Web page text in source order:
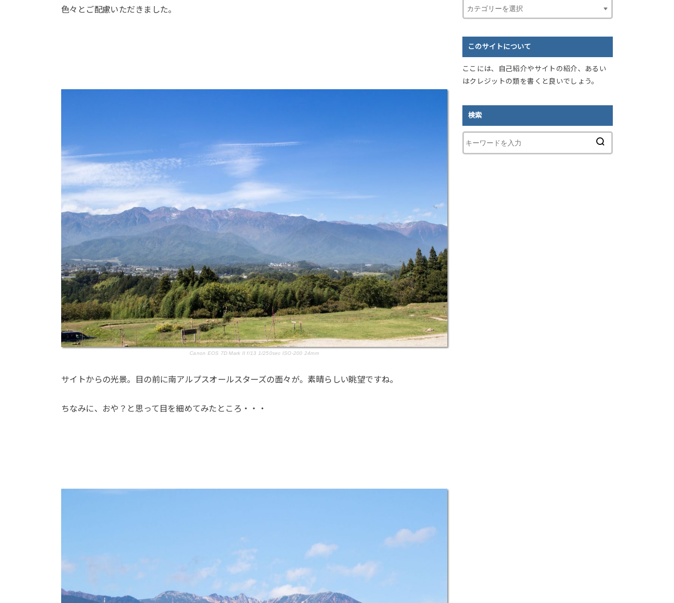
色々とご配慮いただきました。
Canon EOS 7D Mark II f/13 1/250sec ISO-200 24mm
サイトからの光景。目の前に南アルプスオールスターズの面々が。素晴らしい眺望ですね。
ちなみに、おや？と思って目を細めてみたところ・・・
このサイトについて
ここには、自己紹介やサイトの紹介、あるい
はクレジットの類を書くと良いでしょう。
検索